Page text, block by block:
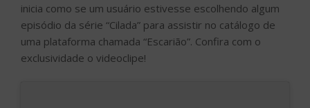
inicia como se um usuário estivesse escolhendo algum
episódio da série “Cilada” para assistir no catálogo de
uma plataforma chamada “Escarião”. Confira com o
exclusividade o videoclipe!